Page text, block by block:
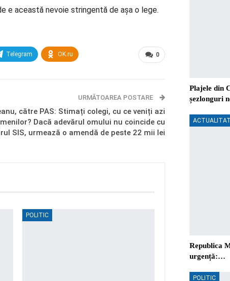
e această nevoie stringentă de așa o lege.
0
Telegram OK.ru
URMĂTOAREA POSTARE
către PAS: Stimați colegi, cu ce veniți azi
Dacă adevărul omului nu coincide cu
SIS, urmează o amendă de peste 22 mii lei
POLITIC
Plajele din
șezlonguri
Republica
urgență:…
POLITIC